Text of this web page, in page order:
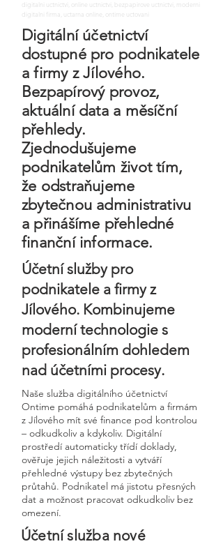
digitalni uctnictvi, online uctnictvi, bezpapirove uctnictvi, moderni
digitalni firma, uctarna online, ontime uctovani
Digitální účetnictví
dostupné pro podnikatele
a firmy z Jílového.
Bezpapírový provoz,
aktuální data a měsíční
přehledy.
Zjednodušujeme
podnikatelům život tím,
že odstraňujeme
zbytečnou administrativu
a přinášíme přehledné
finanční informace.
Účetní služby pro
podnikatele a firmy z
Jílového. Kombinujeme
moderní technologie s
profesionálním dohledem
nad účetními procesy.
Naše služba digitálního účetnictví
Ontime pomáhá podnikatelům a firmám
z Jílového mít své finance pod kontrolou
– odkudkoliv a kdykoliv. Digitální
prostředí automaticky třídí doklady,
ověřuje jejich náležitosti a vytváří
přehledné výstupy bez zbytečných
průtahů. Podnikatel má jistotu přesných
dat a možnost pracovat odkudkoliv bez
omezení.
Účetní služba nové